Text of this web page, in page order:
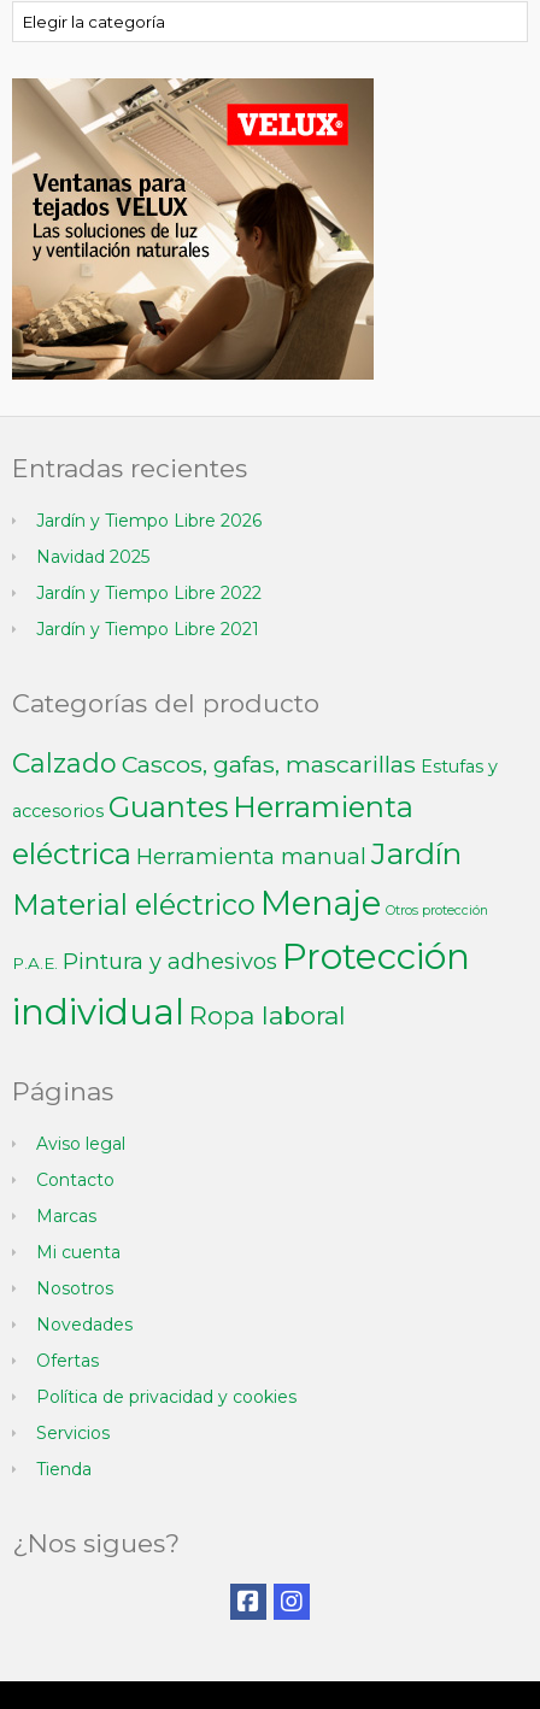
Categorías
Entradas recientes
Jardín y Tiempo Libre 2026
Navidad 2025
Jardín y Tiempo Libre 2022
Jardín y Tiempo Libre 2021
Categorías del producto
Calzado Cascos, gafas, mascarillas Estufas y
accesorios Guantes Herramienta
eléctrica Herramienta manual Jardín
Material eléctrico Menaje Otros protección
P.A.E. Pintura y adhesivos Protección
individual Ropa laboral
Páginas
Aviso legal
Contacto
Marcas
Mi cuenta
Nosotros
Novedades
Ofertas
Política de privacidad y cookies
Servicios
Tienda
¿Nos sigues?